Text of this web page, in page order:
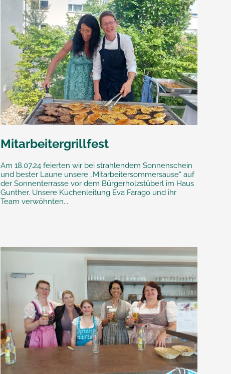
Mitarbeitergrillfest
Am 18.07.24 feierten wir bei strahlendem Sonnenschein
und bester Laune unsere „Mitarbeitersommersause“ auf
der Sonnenterrasse vor dem Bürgerholzstüberl im Haus
Gunther. Unsere Küchenleitung Eva Farago und ihr
Team verwöhnten...